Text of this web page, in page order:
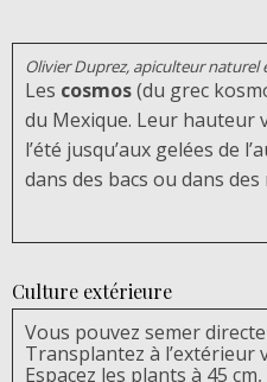
Olivier Duprez, apiculteur naturel
Les cosmos(du grec
du Mexique. Leur hauteur
l’été jusqu’aux gelées de
dans des bacs ou dans des
Culture extérieure
Vous pouvez semer
Transplantez à l’extérieur
Espacez les plants à 45